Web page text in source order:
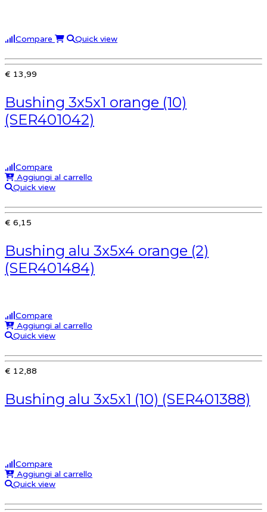
Compare Quick view
€ 13,99
Bushing 3x5x1 orange (10)
(SER401042)
Compare
Aggiungi al carrello
Quick view
€ 6,15
Bushing alu 3x5x4 orange (2)
(SER401484)
Compare
Aggiungi al carrello
Quick view
€ 12,88
Bushing alu 3x5x1 (10) (SER401388)
Compare
Aggiungi al carrello
Quick view